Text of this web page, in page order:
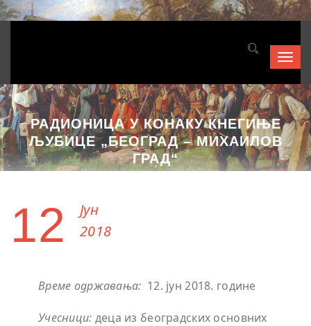
РАДИОНИЦА У КОНАКУ КНЕГИЊЕ
ЉУБИЦЕ „БЕОГРАД – МИХАИЛОВ
ГРАД“
12
Јун
2018
Време одржавања: 12. јун 2018. године
Учесници: деца из београдских основних